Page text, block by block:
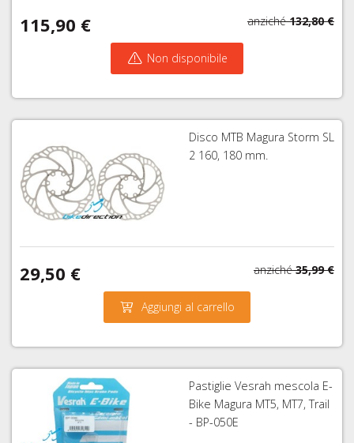
115,90 € anziché 132,80 €
Non disponibile
Disco MTB Magura Storm SL
2 160, 180 mm.
29,50 € anziché 35,99 €
Aggiungi al carrello
Pastiglie Vesrah mescola E-
Bike Magura MT5, MT7, Trail
- BP-050E